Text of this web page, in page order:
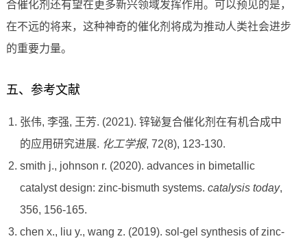
合催化剂还有望在更多新兴领域发挥作用。可以预见的是，
在不远的将来，这种神奇的催化剂将成为推动人类社会进步
的重要力量。
五、参考文献
张伟, 李强, 王芳. (2021). 锌铋复合催化剂在有机合成中
的应用研究进展. 化工学报, 72(8), 123-130.
smith j., johnson r. (2020). advances in bimetallic
catalyst design: zinc-bismuth systems. catalysis today,
356, 156-165.
chen x., liu y., wang z. (2019). sol-gel synthesis of zinc-